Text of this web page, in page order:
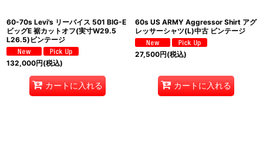
60-70s Levi's リーバイス 501 BIG-E
ビッグE 裾カットオフ(実寸W29.5
L26.5)ビンテージ
132,000円(税込)
カートに入れる
60s US ARMY Aggressor Shirt アグ
レッサーシャツ(L)中古 ビンテージ
27,500円(税込)
カートに入れる